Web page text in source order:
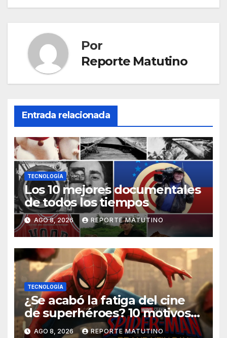
Por
Reporte Matutino
Entrada relacionada
TECNOLOGÍA
Los 10 mejores documentales
de todos los tiempos
AGO 8, 2026 REPORTE MATUTINO
TECNOLOGÍA
¿Se acabó la fatiga del cine
de superhéroes? 10 motivos
por los que ‘Spider-Man:
AGO 8, 2026 REPORTE MATUTINO